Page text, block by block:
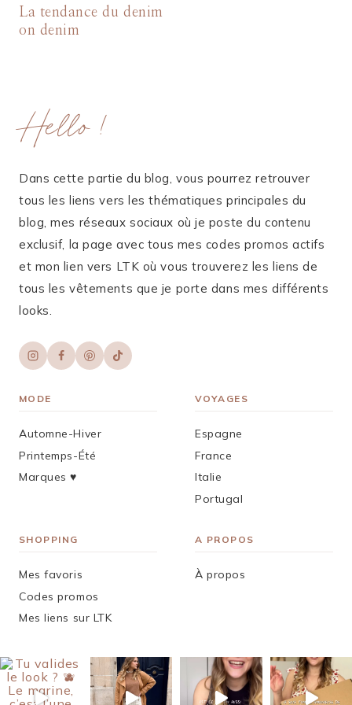
La tendance du denim
on denim
Hello !
Dans cette partie du blog, vous pourrez retrouver
tous les liens vers les thématiques principales du
blog, mes réseaux sociaux où je poste du contenu
exclusif, la page avec tous mes codes promos actifs
et mon lien vers LTK où vous trouverez les liens de
tous les vêtements que je porte dans mes différents
looks.
MODE
Automne-Hiver
Printemps-Été
Marques ♥︎
VOYAGES
Espagne
France
Italie
Portugal
SHOPPING
Mes favoris
Codes promos
Mes liens sur LTK
A PROPOS
À propos